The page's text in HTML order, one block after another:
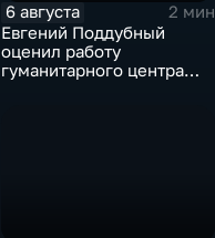
6 августа
2 мин
Евгений Поддубный
оценил работу
гуманитарного центра